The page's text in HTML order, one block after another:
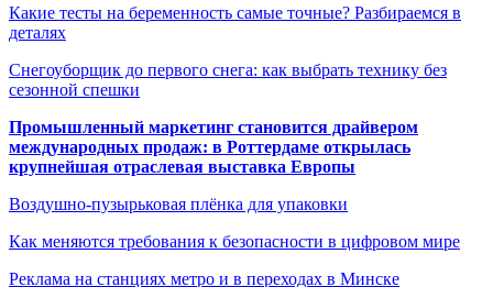
Какие тесты на беременность самые точные? Разбираемся в
деталях
Снегоуборщик до первого снега: как выбрать технику без
сезонной спешки
Промышленный маркетинг становится драйвером
международных продаж: в Роттердаме открылась
крупнейшая отраслевая выставка Европы
Воздушно-пузырьковая плёнка для упаковки
Как меняются требования к безопасности в цифровом мире
Реклама на станциях метро и в переходах в Минске